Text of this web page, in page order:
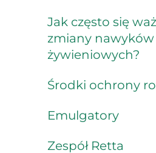
Jak często się
zmiany nawyków
żywieniowych?
Środki ochrony
Emulgatory
Zespół Retta